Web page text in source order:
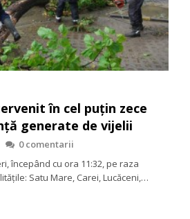
în cel puţin zece
generate de vijelii
0 comentarii
începând cu ora 11:32, pe raza
Satu Mare, Carei, Lucăceni,…